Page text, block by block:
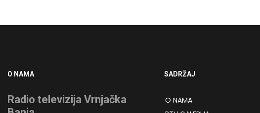
O NAMA
Radio televizija Vrnjačka
SADRŽAJ
O NAMA